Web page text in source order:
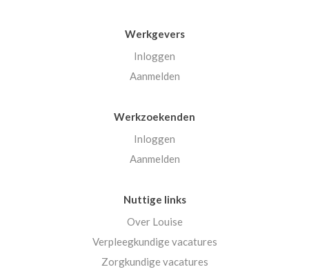
Werkgevers
Inloggen
Aanmelden
Werkzoekenden
Inloggen
Aanmelden
Nuttige links
Over Louise
Verpleegkundige vacatures
Zorgkundige vacatures